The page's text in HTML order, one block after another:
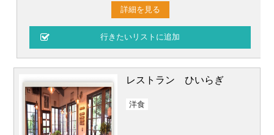
詳細を見る
レストラン ひいらぎ
洋食